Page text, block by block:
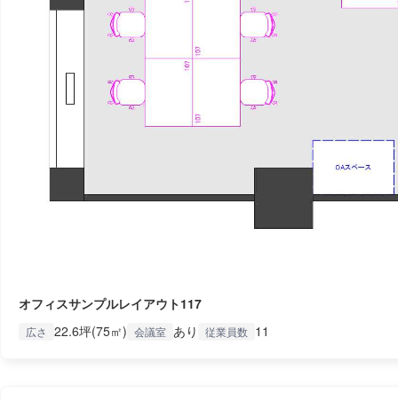
オフィスサンプルレイアウト117
広さ 22.6坪(75㎡) 会議室 あり 従業員数 11